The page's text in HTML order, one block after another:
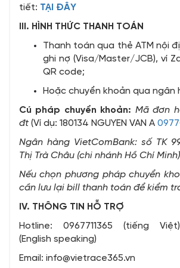
tiết: TẠI ĐÂY
III. HÌNH THỨC THANH TOÁN
Thanh toán qua thẻ ATM nội
ghi nợ (Visa/Master/JCB), ví
QR code;
Hoặc chuyển khoản qua ngân
Cú pháp chuyển khoản: Mã đơn
đt(Ví dụ: 180134 NGUYEN VAN A
Ngân hàng VietComBank: số TK
Thị Trà Châu (chi nhánh Hồ Chí Minh)
Nếu chọn phương pháp chuyển
cần lưu lại bill thanh toán để kiểm
IV. THÔNG TIN HỖ TRỢ
Hotline: 0967711365 (tiếng
(English speaking)
Email: info@vietrace365.vn